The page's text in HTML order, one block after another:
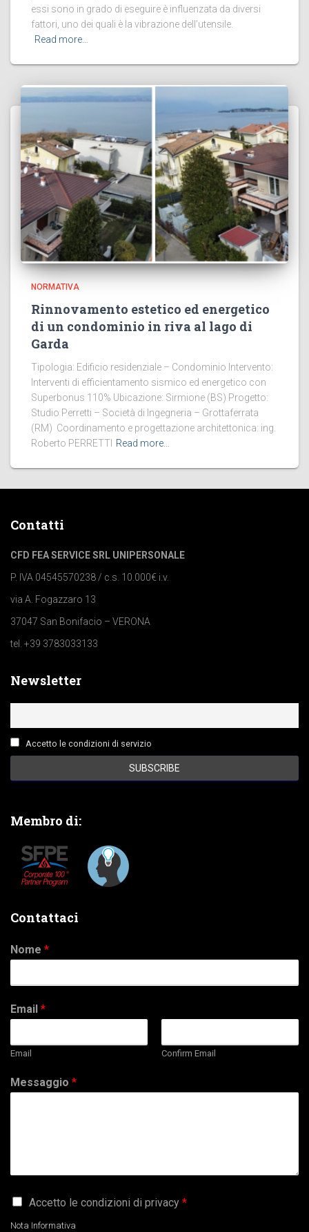
essi sono in grado di eseguire è influenzata da diversi
fattori, uno dei quali è la vibrazione dell’utensile.
Read more…
NORMATIVA
Rinnovamento estetico ed energetico
di un condominio in riva al lago di
Garda
Tipologia: Edificio residenziale – Condominio Intervento:
Interventi di efficientamento sismico ed energetico con
Superbonus 110% Ubicazione: Sirmione (BS) Progetto:
Studio Perretti – Società di Ingegneria – Grottaferrata
(RM) Coordinamento e progettazione architettonica: ing.
Roberto PERRETTI Read more…
Contatti
CFD FEA SERVICE SRL UNIPERSONALE
P. IVA 04545570238 / c.s. 10.000€ i.v.
via A. Fogazzaro 13
37047 San Bonifacio – VERONA
tel. +39 3783033133
Newsletter
Accetto le condizioni di servizio
Membro di:
Contattaci
Nome *
Email *
Email Confirm Email
Messaggio *
G
P
Accetto le condizioni di privacy *
Nota Informativa